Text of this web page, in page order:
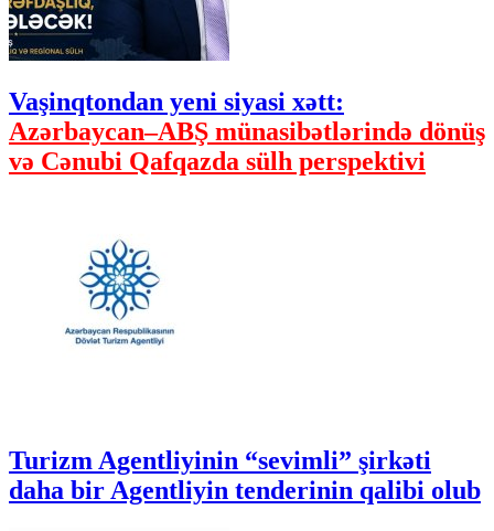
Vaşinqtondan yeni siyasi xətt:
Azərbaycan–ABŞ münasibətlərində dönüş
və Cənubi Qafqazda sülh perspektivi
Turizm Agentliyinin “sevimli” şirkəti
daha bir Agentliyin tenderinin qalibi olub